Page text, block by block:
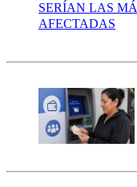
SERÍAN LAS
AFECTADAS